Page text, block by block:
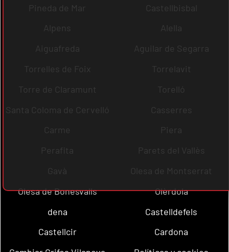
Pineda de Mar
Castellbisbal
Alpens
Alella
Aiguafreda
Aguilar de Segarra
Torrelles de Foix
Torrelavit
Torre de Claramunt
Torelló
Santa Coloma de Cervelló
Casserres
Carme
Piera
Perafita
Parets del Vallès
Gavà
Olesa de Montserrat
Olesa de Bonesvalls
Olèrdola
dena
Castelldefels
Castellcir
Cardona